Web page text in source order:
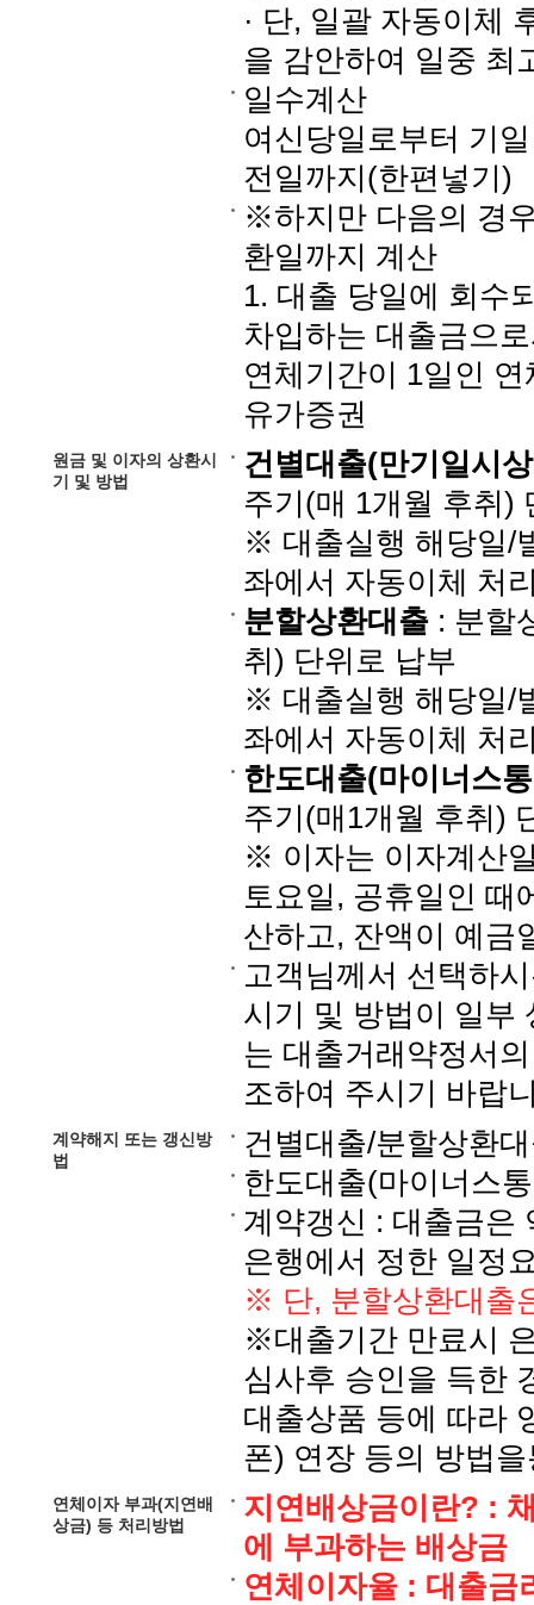
· 단, 일괄 자동이체
을 감안하여 일중 최
일수계산
여신당일로부터 기
전일까지(한편넣기)
※하지만 다음의 경
환일까지 계산
1. 대출 당일에 회수
차입하는 대출금으
연체기간이 1일인
유가증권
원금 및 이자의 상환시
기 및 방법
건별대출(만기일시
주기(매 1개월 후취)
※ 대출실행 해당일/
좌에서 자동이체 처
분할상환대출 : 분할
취) 단위로 납부
※ 대출실행 해당일/
좌에서 자동이체 처
한도대출(마이너스
주기(매1개월 후취)
※ 이자는 이자계산
토요일, 공휴일인 때
산하고, 잔액이 예금
고객님께서 선택하
시기 및 방법이 일부
는 대출거래약정서
조하여 주시기 바랍
계약해지 또는 갱신방
법
건별대출/분할상환
한도대출(마이너스
계약갱신 : 대출금은
은행에서 정한 일정
※ 단, 분할상환대출
※대출기간 만료시
심사후 승인을 득한
대출상품 등에 따라
폰) 연장 등의 방법
연체이자 부과(지연배
상금) 등 처리방법
지연배상금이란? :
에 부과하는 배상금
연체이자율 : 대출금